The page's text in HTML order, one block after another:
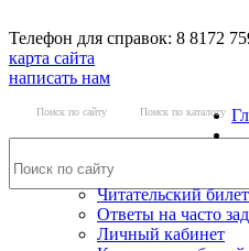
Телефон для справок: 8 8172
карта сайта
написать нам
Поиск по сайту Поиск по каталогу
Читательский
Ответы на часто
Личный кабинет